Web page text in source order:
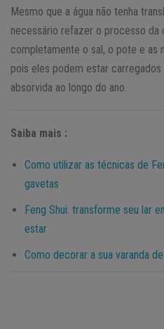
Mesmo que a água não tenha
necessário refazer o processo da
completamente o sal, o pote e as
pois eles podem estar
absorvida ao longo do ano.
Saiba mais :
Como utilizar as técnicas de
gavetas
Feng Shui: transforme seu lar
estar
Como decorar a sua varanda